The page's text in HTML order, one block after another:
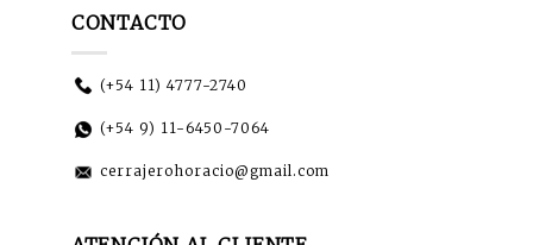
CONTACTO
(+54 11) 4777-2740
(+54 9) 11-6450-7064
cerrajerohoracio@gmail.com